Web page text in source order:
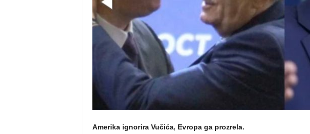
Amerika ignorira Vučića, Evropa ga prozrela.